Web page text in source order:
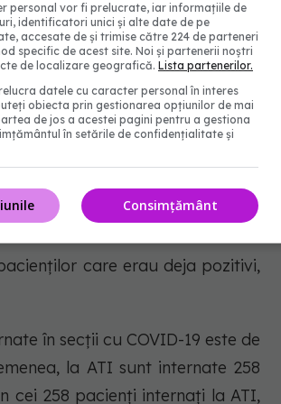
persoane infectate cu SARS –
1.472 din cazurile noi din
la o perioadă mai mare de 90
care erau deja pozitivi,
în secții cu COVID-19 este de
la ATI sunt internate 258
cei 258 pacienți internați la ATI,
personal vor fi prelucrate, iar informațiile de
identificatori unici și alte date de pe
accesate de și trimise către 224 de parteneri
specific de acest site. Noi și partenerii noștri
de localizare geografică. Lista partenerilor.
datele cu caracter personal în interes
obiecta prin gestionarea opțiunilor de mai
de jos a acestei pagini pentru a gestiona
în setările de confidențialitate și
Consimțământ